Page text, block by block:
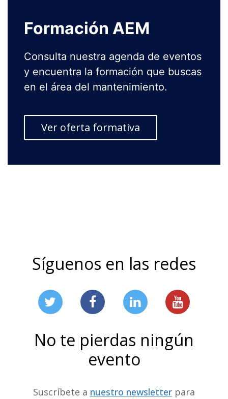
Formación AEM
Consulta nuestra agenda de eventos
y encuentra la formación que buscas
en el área del mantenimiento.
Ver oferta formativa
Síguenos en las redes
No te pierdas ningún
evento
Suscríbete a nuestro newsletterpara